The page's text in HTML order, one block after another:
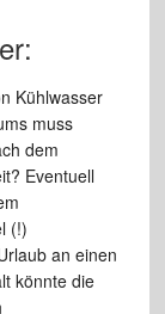
Kühlwasser
muss
dem
Eventuell
(!)
an einen
könnte die